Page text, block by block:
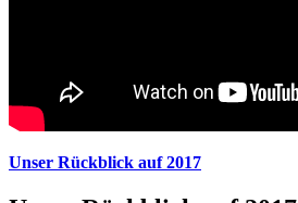
Unser Rückblick auf 2017